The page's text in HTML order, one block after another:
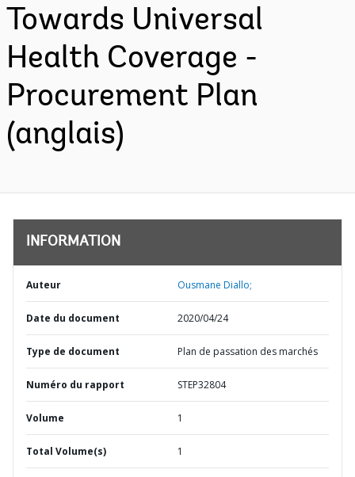
Towards Universal
Health Coverage -
Procurement Plan
(anglais)
INFORMATION
Auteur Ousmane Diallo;
Date du document 2020/04/24
Type de document Plan de passation des marchés
Numéro du rapport STEP32804
Volume 1
Total Volume(s) 1